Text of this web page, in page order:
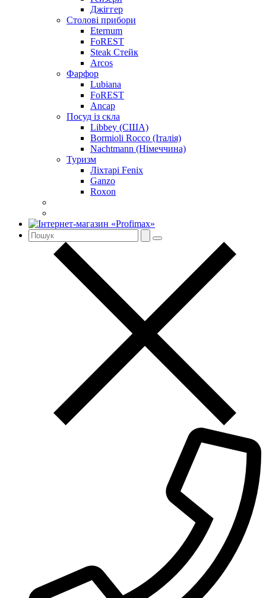
Джіггер
Столові прибори
Eternum
FoREST
Steak Стейк
Arcos
Фарфор
Lubiana
FoREST
Ancap
Посуд із скла
Libbey (США)
Bormioli Rocco (Італія)
Nachtmann (Німеччина)
Туризм
Ліхтарі Fenix
Ganzo
Roxon